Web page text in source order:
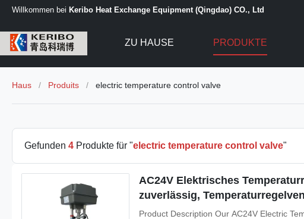
Willkommen bei Keribo Heat Exchange Equipment (Qingdao) CO., Ltd
ZU HAUSE PRODUKTE
Haus / Produits / electric temperature control valve
Gefunden 4 Produkte für "electric temperature control valve"
AC24V Elektrisches
zuverlässig,
Product Description Our AC24V Electric